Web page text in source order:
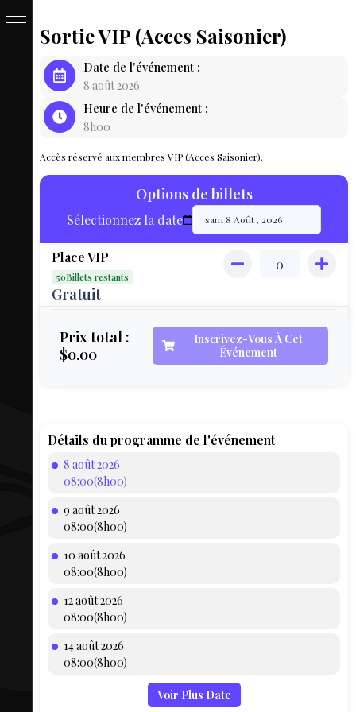
PASSE
BILLET
LIVE
MAP
MON
COMPTE
AEQ
Sortie VIP (Acces Saisonier)
Date de l'événement :
8 août 2026
Heure de l'événement :
8h00
Accès réservé aux membres VIP (Acces Saisonier).
Options de billets
Sélectionnez la date
Place VIP
50Billets restants
Gratuit
Prix total :
$0.00
Inscrivez-Vous À Cet
Événement
Détails du programme de l'événement
8 août 2026
08:00(8h00)
9 août 2026
08:00(8h00)
10 août 2026
08:00(8h00)
12 août 2026
08:00(8h00)
14 août 2026
08:00(8h00)
Voir Plus Date